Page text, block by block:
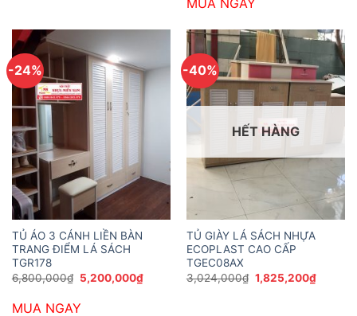
MUA NGAY
-24%
TỦ ÁO 3 CÁNH LIỀN BÀN
TRANG ĐIỂM LÁ SÁCH
TGR178
6,800,000₫ Giá
gốc
6,800,000₫.
5,200,000₫Giá
hiện
MUA NGAY
-40%
HẾT HÀNG
TỦ GIÀY LÁ SÁCH NHỰA
ECOPLAST CAO CẤP
TGEC08AX
3,024,000₫ Giá
gốc
1,825,200₫Giá
hiện